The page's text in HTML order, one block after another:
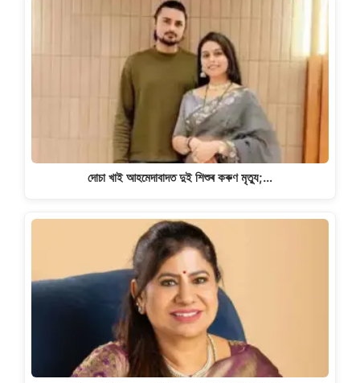
দোচা খাই আহমেদাবাদত দুই শিশুৰ কৰুণ মৃত্যু;…